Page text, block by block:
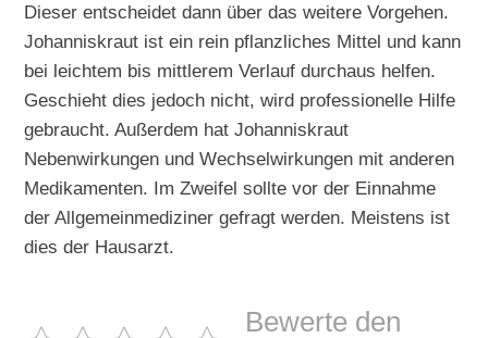
Dieser entscheidet dann über das weitere Vorgehen.
Johanniskraut ist ein rein pflanzliches Mittel und kann
bei leichtem bis mittlerem Verlauf durchaus helfen.
Geschieht dies jedoch nicht, wird professionelle Hilfe
gebraucht. Außerdem hat Johanniskraut
Nebenwirkungen und Wechselwirkungen mit anderen
Medikamenten. Im Zweifel sollte vor der Einnahme
der Allgemeinmediziner gefragt werden. Meistens ist
dies der Hausarzt.
Bewerte den